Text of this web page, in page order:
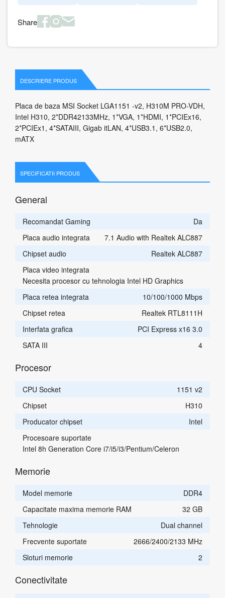
Share
DESCRIERE PRODUS
Placa de baza MSI Socket LGA1151 -v2, H310M PRO-VDH,
Intel H310, 2*DDR42133MHz, 1*VGA, 1*HDMI, 1*PCIEx16,
2*PCIEx1, 4*SATAIII, Gigab itLAN, 4*USB3.1, 6*USB2.0,
mATX
SPECIFICATII PRODUS
General
Recomandat Gaming
Da
Placa audio integrata
7.1 Audio with Realtek ALC887
Chipset audio
Realtek ALC887
Placa video integrata
Necesita procesor cu tehnologia Intel HD Graphics
Placa retea integrata
10/100/1000 Mbps
Chipset retea
Realtek RTL8111H
Interfata grafica
PCI Express x16 3.0
SATA III
4
Procesor
CPU Socket
1151 v2
Chipset
H310
Producator chipset
Intel
Procesoare suportate
Intel 8h Generation Core i7/i5/i3/Pentium/Celeron
Memorie
Model memorie
DDR4
Capacitate maxima memorie RAM
32 GB
Tehnologie
Dual channel
Frecvente suportate
2666/2400/2133 MHz
Sloturi memorie
2
Conectivitate